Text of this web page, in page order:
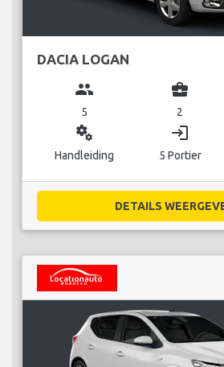
DACIA LOGAN
group
5
business_center
2
miscellaneous_services
Handleiding
login
5 Portier
DETAILS